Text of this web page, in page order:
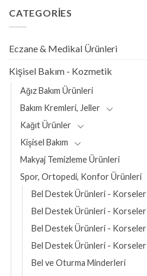
CATEGORIES
Eczane & Medikal Ürünleri
Kişisel Bakım - Kozmetik
Ağız Bakım Ürünleri
Bakım Kremleri, Jeller
Kağıt Ürünler
Kişisel Bakım
Makyaj Temizleme Ürünleri
Spor, Ortopedi, Konfor Ürünleri
Bel Destek Ürünleri - Korseler
Bel Destek Ürünleri - Korseler
Bel Destek Ürünleri - Korseler
Bel Destek Ürünleri - Korseler
Bel ve Oturma Minderleri